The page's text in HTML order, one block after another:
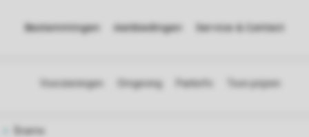
Bestemmingen Aanbiedingen Service & Contact
$name